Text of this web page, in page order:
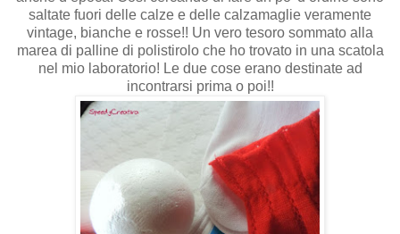
saltate fuori delle calze e delle calzamaglie veramente
vintage, bianche e rosse!! Un vero tesoro sommato alla
marea di palline di polistirolo che ho trovato in una scatola
nel mio laboratorio! Le due cose erano destinate ad
incontrarsi prima o poi!!